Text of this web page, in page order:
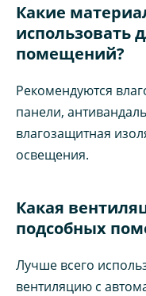
Какие
использовать
помещений?
Рекомендуются
панели,
влагозащитная
освещения.
Какая
подсобных
Лучше всего
вентиляцию с